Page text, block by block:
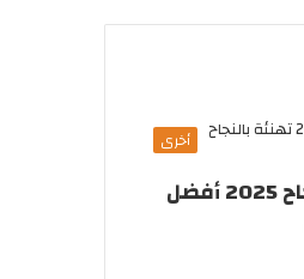
أخرى
عبارات الف مبروك النجاح 2025 أفضل